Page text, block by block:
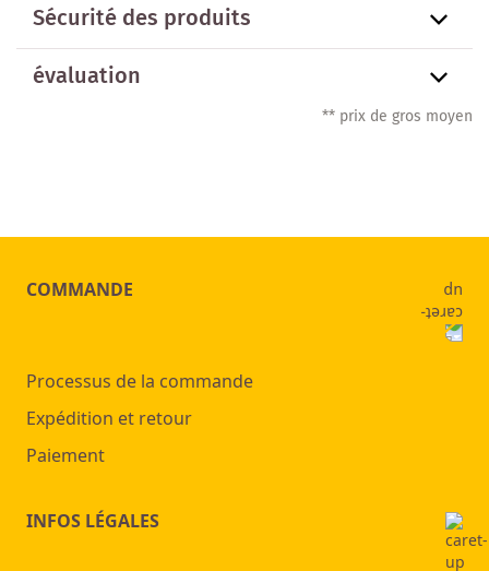
Sécurité des produits
évaluation
** prix de gros moyen
COMMANDE
Processus de la commande
Expédition et retour
Paiement
INFOS LÉGALES